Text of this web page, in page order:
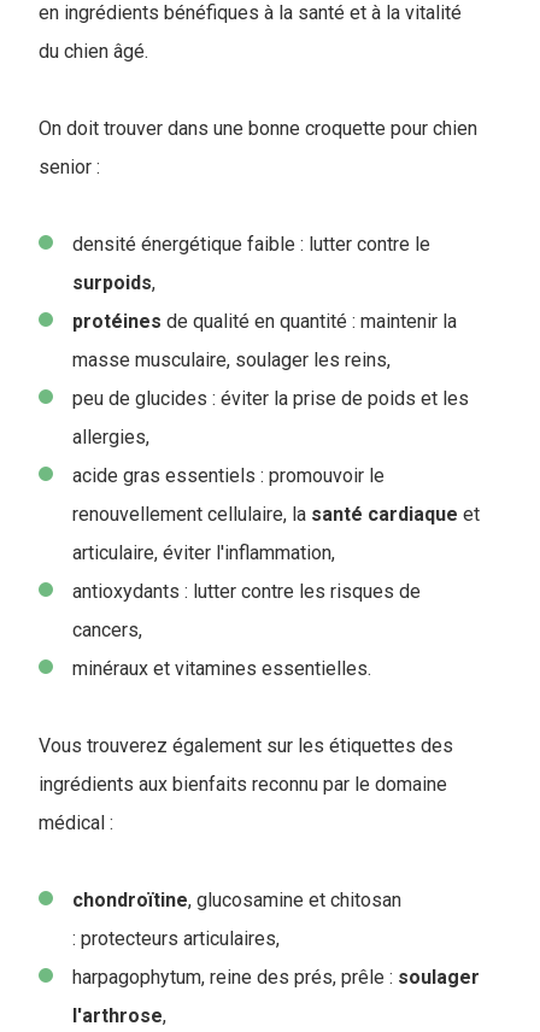
en ingrédients bénéfiques à la santé et à la vitalité
du chien âgé.
On doit trouver dans une bonne croquette pour chien
senior :
densité énergétique faible : lutter contre le
surpoids,
protéines de qualité en quantité : maintenir la
masse musculaire, soulager les reins,
peu de glucides : éviter la prise de poids et les
allergies,
acide gras essentiels : promouvoir le
renouvellement cellulaire, la santé cardiaque et
articulaire, éviter l'inflammation,
antioxydants : lutter contre les risques de
cancers,
minéraux et vitamines essentielles.
Vous trouverez également sur les étiquettes des
ingrédients aux bienfaits reconnu par le domaine
médical :
chondroïtine, glucosamine et chitosan
: protecteurs articulaires,
harpagophytum, reine des prés, prêle : soulager
l'arthrose,